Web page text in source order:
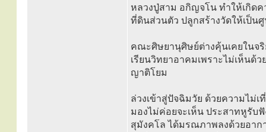
หลวงปู่สาม อกิญจโน ทำให้เกิด
ที่ดินส่วนตัว ปลูกสร้างวัดให้เป็น
คณะศิษยานุศิษย์ต่างคุ้นเคยในจ
เรียนวิทยาอาคมเพราะไม่เห็นด้
ญาติโยม
ล่วงเข้าสู่ปัจฉิมวัย ด้วยความไม่
มองไม่ค่อยจะเห็น ประสาทหูรับ
สุมังคโล ได้มรณภาพลงด้วยอาก